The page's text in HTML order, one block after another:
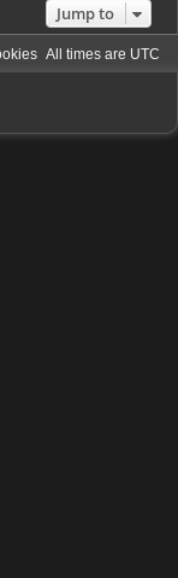
Jump to
All times are UTC